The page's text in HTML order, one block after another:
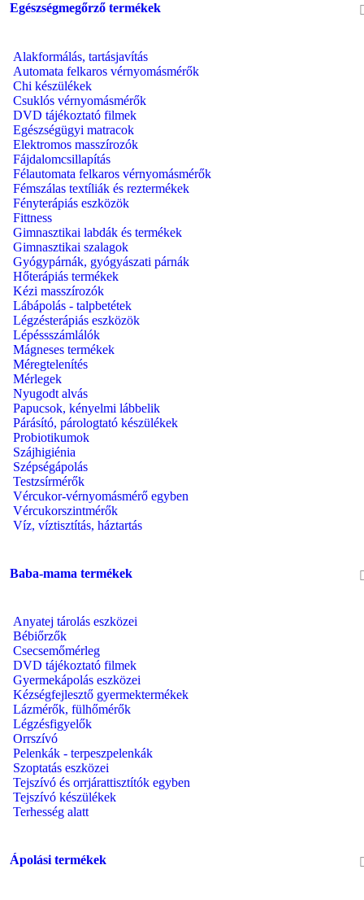
Egészségmegőrző termékek
Alakformálás, tartásjavítás
Automata felkaros vérnyomásmérők
Chi készülékek
Csuklós vérnyomásmérők
DVD tájékoztató filmek
Egészségügyi matracok
Elektromos masszírozók
Fájdalomcsillapítás
Félautomata felkaros vérnyomásmérők
Fémszálas textíliák és reztermékek
Fényterápiás eszközök
Fittness
Gimnasztikai labdák és termékek
Gimnasztikai szalagok
Gyógypárnák, gyógyászati párnák
Hőterápiás termékek
Kézi masszírozók
Lábápolás - talpbetétek
Légzésterápiás eszközök
Lépéssszámlálók
Mágneses termékek
Méregtelenítés
Mérlegek
Nyugodt alvás
Papucsok, kényelmi lábbelik
Párásító, párologtató készülékek
Probiotikumok
Szájhigiénia
Szépségápolás
Testzsírmérők
Vércukor-vérnyomásmérő egyben
Vércukorszintmérők
Víz, víztisztítás, háztartás
Baba-mama termékek
Anyatej tárolás eszközei
Bébiőrzők
Csecsemőmérleg
DVD tájékoztató filmek
Gyermekápolás eszközei
Kézségfejlesztő gyermektermékek
Lázmérők, fülhőmérők
Légzésfigyelők
Orrszívó
Pelenkák - terpeszpelenkák
Szoptatás eszközei
Tejszívó és orrjárattisztítók egyben
Tejszívó készülékek
Terhesség alatt
Ápolási termékek